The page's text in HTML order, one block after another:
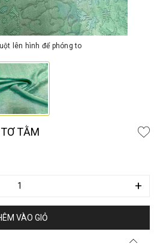
lên hình để phóng to
TẰM
+
VÀO GIỎ